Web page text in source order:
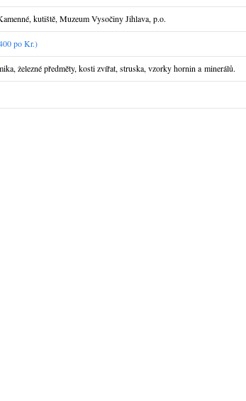
kutiště, Muzeum Vysočiny Jihlava, p.o.
po Kr.)
železné předměty, kosti zvířat, struska, vzorky hornin a minerálů.